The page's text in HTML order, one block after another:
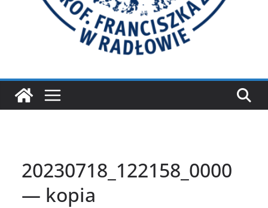
20230718_122158_0000
— kopia